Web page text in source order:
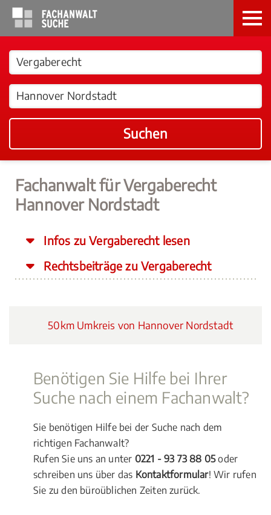
Suchen
Fachanwalt für Vergaberecht
Hannover Nordstadt
Infos zu Vergaberecht lesen
Rechtsbeiträge zu Vergaberecht
50km Umkreis von Hannover Nordstadt
Benötigen Sie Hilfe bei Ihrer
Suche nach einem Fachanwalt?
Sie benötigen Hilfe bei der Suche nach dem
richtigen Fachanwalt?
Rufen Sie uns an unter 0221 - 93 73 88 05oder
schreiben uns über das Kontaktformular! Wir rufen
Sie zu den büroüblichen Zeiten zurück.